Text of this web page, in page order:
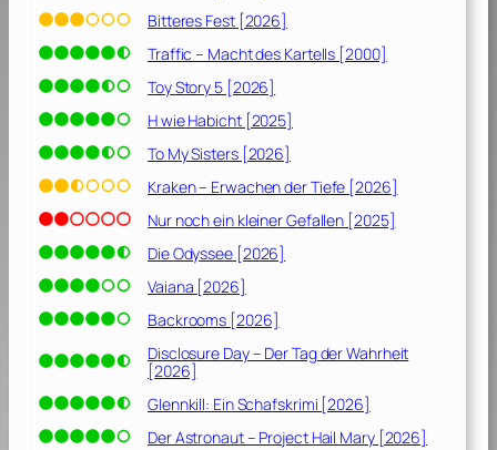
Bitteres Fest [2026]
Traffic – Macht des Kartells [2000]
Toy Story 5 [2026]
H wie Habicht [2025]
To My Sisters [2026]
Kraken – Erwachen der Tiefe [2026]
Nur noch ein kleiner Gefallen [2025]
Die Odyssee [2026]
Vaiana [2026]
Backrooms [2026]
Disclosure Day – Der Tag der Wahrheit
[2026]
Glennkill: Ein Schafskrimi [2026]
Der Astronaut – Project Hail Mary [2026]